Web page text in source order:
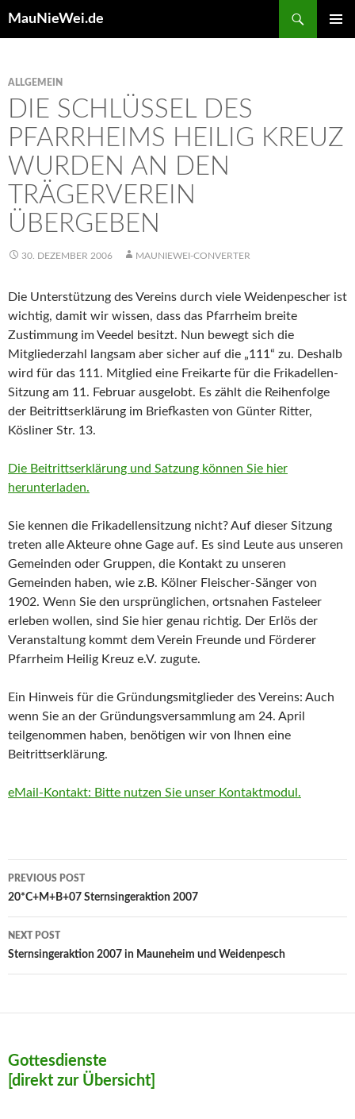
MauNieWei.de
ALLGEMEIN
DIE SCHLÜSSEL DES
PFARRHEIMS HEILIG KREUZ
WURDEN AN DEN
TRÄGERVEREIN
ÜBERGEBEN
30. DEZEMBER 2006 MAUNIEWEI-CONVERTER
Die Unterstützung des Vereins durch viele Weidenpescher ist
wichtig, damit wir wissen, dass das Pfarrheim breite
Zustimmung im Veedel besitzt. Nun bewegt sich die
Mitgliederzahl langsam aber sicher auf die „111“ zu. Deshalb
wird für das 111. Mitglied eine Freikarte für die Frikadellen-
Sitzung am 11. Februar ausgelobt. Es zählt die Reihenfolge
der Beitrittserklärung im Briefkasten von Günter Ritter,
Kösliner Str. 13.
Die Beitrittserklärung und Satzung können Sie hier
herunterladen.
Sie kennen die Frikadellensitzung nicht? Auf dieser Sitzung
treten alle Akteure ohne Gage auf. Es sind Leute aus unseren
Gemeinden oder Gruppen, die Kontakt zu unseren
Gemeinden haben, wie z.B. Kölner Fleischer-Sänger von
1902. Wenn Sie den ursprünglichen, ortsnahen Fasteleer
erleben wollen, sind Sie hier genau richtig. Der Erlös der
Veranstaltung kommt dem Verein Freunde und Förderer
Pfarrheim Heilig Kreuz e.V. zugute.
Ein Hinweis für die Gründungsmitglieder des Vereins: Auch
wenn Sie an der Gründungsversammlung am 24. April
teilgenommen haben, benötigen wir von Ihnen eine
Beitrittserklärung.
eMail-Kontakt: Bitte nutzen Sie unser Kontaktmodul.
Post
navigation
PREVIOUS POST
20*C+M+B+07 Sternsingeraktion 2007
NEXT POST
Sternsingeraktion 2007 in Mauneheim und Weidenpesch
Gottesdienste
[direkt zur Übersicht]